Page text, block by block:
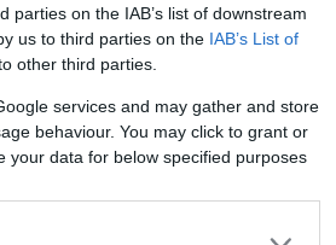
on the IAB’s list of downstream
us to third parties on the IAB’s List of
other third parties.
services and may gather and store
behaviour. You may click to grant or
your data for below specified purposes